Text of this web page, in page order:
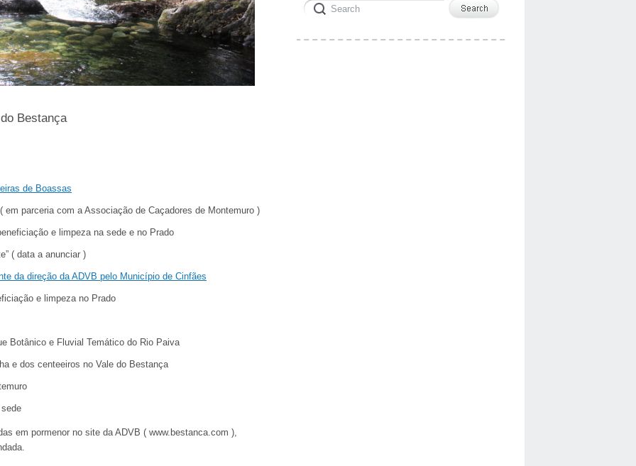
Bestança
de Boassas
em parceria com a Associação de Caçadores de Montemuro )
e limpeza na sede e no Prado
( data a anunciar )
da direção da ADVB pelo Município de Cinfães
e limpeza no Prado
Botânico e Fluvial Temático do Rio Paiva
e dos centeeiros no Vale do Bestança
em pormenor no site da ADVB ( www.bestanca.com ),